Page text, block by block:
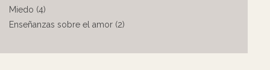
Miedo (4)
Enseñanzas sobre el amor (2)